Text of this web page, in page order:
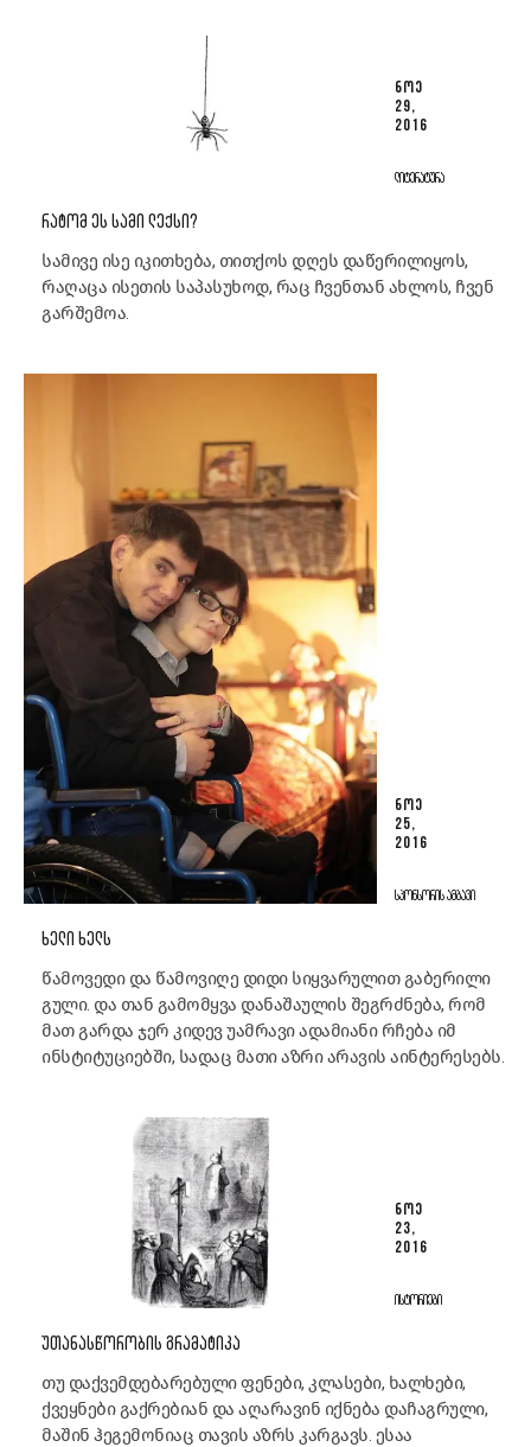
ᲜᲝᲔ
29,
2016
ᲚᲘᲢᲔᲠᲐᲢᲣᲠᲐ
ᲠᲐᲢᲝᲛ ᲔᲡ ᲡᲐᲛᲘ ᲚᲔᲥᲡᲘ?
სამივე ისე იკითხება, თითქოს დღეს დაწერილიყოს,
რაღაცა ისეთის საპასუხოდ, რაც ჩვენთან ახლოს, ჩვენ
გარშემოა.
ᲜᲝᲔ
25,
2016
ᲡᲞᲝᲜᲡᲝᲠᲘᲡ ᲐᲛᲑᲐᲕᲘ
ᲮᲔᲚᲘ ᲮᲔᲚᲡ
წამოვედი და წამოვიღე დიდი სიყვარულით გაბერილი
გული. და თან გამომყვა დანაშაულის შეგრძნება, რომ
მათ გარდა ჯერ კიდევ უამრავი ადამიანი რჩება იმ
ინსტიტუციებში, სადაც მათი აზრი არავის აინტერესებს.
ᲜᲝᲔ
23,
2016
ᲘᲡᲢᲝᲠᲘᲔᲑᲘ
ᲣᲗᲐᲜᲐᲡᲬᲝᲠᲝᲑᲘᲡ ᲒᲠᲐᲛᲐᲢᲘᲙᲐ
თუ დაქვემდებარებული ფენები, კლასები, ხალხები,
ქვეყნები გაქრებიან და აღარავინ იქნება დაჩაგრული,
მაშინ ჰეგემონიაც თავის აზრს კარგავს. ესაა